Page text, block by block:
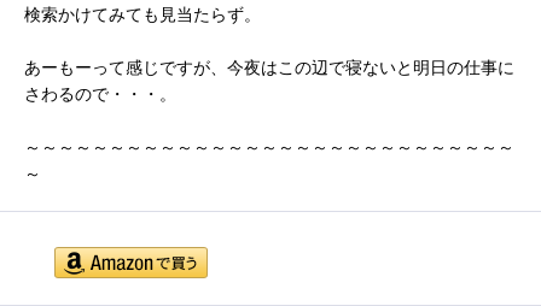
検索かけてみても見当たらず。
あーもーって感じですが、今夜はこの辺で寝ないと明日の仕事に
さわるので・・・。
～～～～～～～～～～～～～～～～～～～～～～～～～～～～～
～